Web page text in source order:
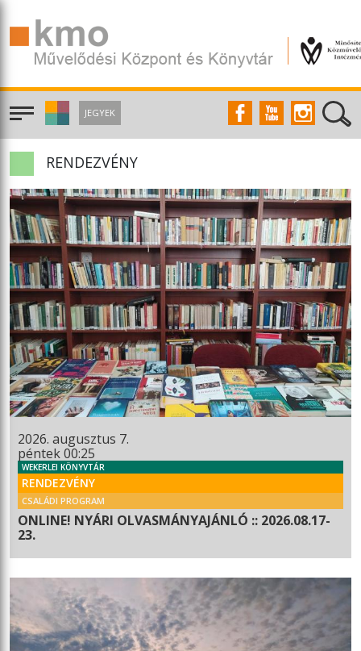
JEGYEK
RENDEZVÉNY
2026. augusztus 7.
péntek 00:25
WEKERLEI KÖNYVTÁR
RENDEZVÉNY
CSALÁDI PROGRAM
ONLINE! NYÁRI OLVASMÁNYAJÁNLÓ :: 2026.08.17-
23.